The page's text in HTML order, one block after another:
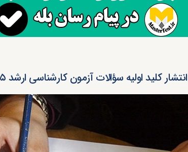
انتشار کلید اولیه سؤالات آزمون کارشناسی ارشد ۱۳۹۵